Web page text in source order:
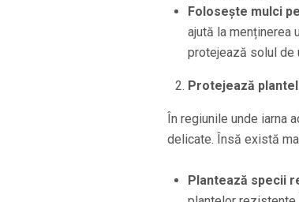
Folosește mulci
ajută la menținerea
protejează solul de
Protejează
În regiunile unde iarna
delicate. Însă există
Plantează specii